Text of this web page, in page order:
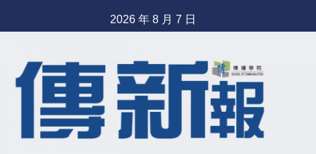
to
2026 年 8 月 7 日